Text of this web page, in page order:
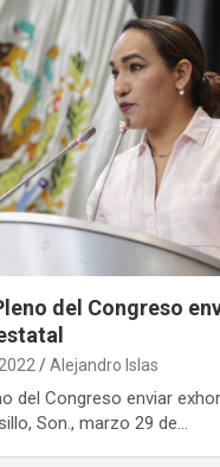
del Congreso
Alejandro Islas
del Congreso enviar
Son., marzo 29 de…